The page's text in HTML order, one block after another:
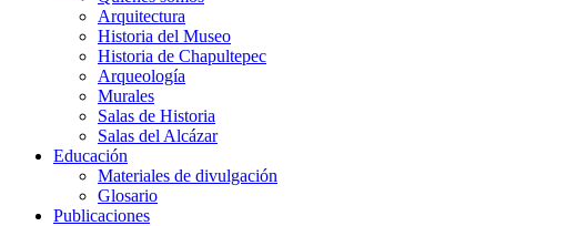
Arquitectura
Historia del Museo
Historia de Chapultepec
Arqueología
Murales
Salas de Historia
Salas del Alcázar
Educación
Materiales de divulgación
Glosario
Publicaciones